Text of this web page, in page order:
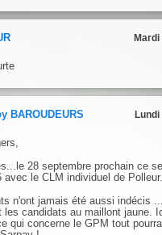
Mardi
BAROUDEURS Lundi
28 septembre prochain ce
avec le CLM individuel de Polleur.
n'ont jamais été aussi indécis
les candidats au maillont jaune.
qui concerne le GPM tout